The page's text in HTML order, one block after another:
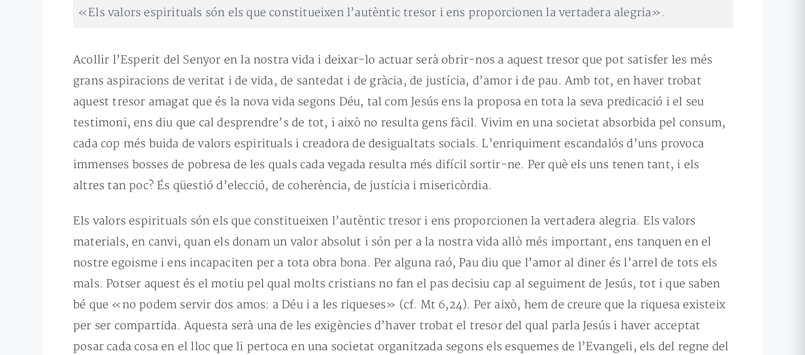
«Els valors espirituals són els que constitueixen l’autèntic tresor i ens proporcionen la vertadera alegria».
Acollir l’Esperit del Senyor en la nostra vida i deixar-lo actuar serà obrir-nos a aquest tresor que pot satisfer les més
grans aspiracions de veritat i de vida, de santedat i de gràcia, de justícia, d’amor i de pau. Amb tot, en haver trobat
aquest tresor amagat que és la nova vida segons Déu, tal com Jesús ens la proposa en tota la seva predicació i el seu
testimoni, ens diu que cal desprendre’s de tot, i això no resulta gens fàcil. Vivim en una societat absorbida pel consum,
cada cop més buida de valors espirituals i creadora de desigualtats socials. L’enriquiment escandalós d’uns provoca
immenses bosses de pobresa de les quals cada vegada resulta més difícil sortir-ne. Per què els uns tenen tant, i els
altres tan poc? És qüestió d’elecció, de coherència, de justícia i misericòrdia.
Els valors espirituals són els que constitueixen l’autèntic tresor i ens proporcionen la vertadera alegria. Els valors
materials, en canvi, quan els donam un valor absolut i són per a la nostra vida allò més important, ens tanquen en el
nostre egoisme i ens incapaciten per a tota obra bona. Per alguna raó, Pau diu que l’amor al diner és l’arrel de tots els
mals. Potser aquest és el motiu pel qual molts cristians no fan el pas decisiu cap al seguiment de Jesús, tot i que saben
bé que «no podem servir dos amos: a Déu i a les riqueses» (cf. Mt 6,24). Per això, hem de creure que la riquesa existeix
per ser compartida. Aquesta serà una de les exigències d’haver trobat el tresor del qual parla Jesús i haver acceptat
posar cada cosa en el lloc que li pertoca en una societat organitzada segons els esquemes de l’Evangeli, els del regne del